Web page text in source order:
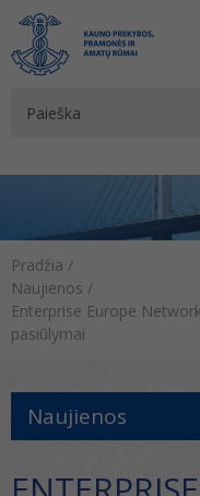
Pradžia /
Naujienos /
Enterprise Europe
pasiūlymai
Naujienos